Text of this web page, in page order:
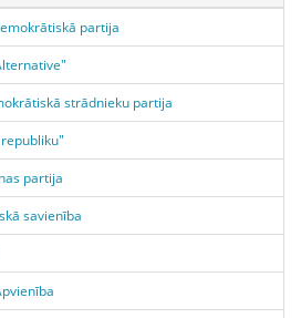
partija
strādnieku partija
partija
savienība